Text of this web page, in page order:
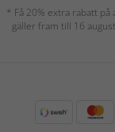
* Få 20% extra rabatt på
gäller fram till 16